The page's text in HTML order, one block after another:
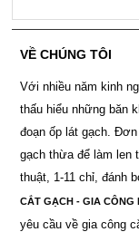
VỀ CHÚNG TÔI
Với nhiều năm kinh
thấu hiểu những băn
đoạn ốp lát gạch.
gạch thừa để làm len
thuật, 1-11 chỉ, đánh
CẮT GẠCH - GIA CÔNG
yêu cầu về gia công